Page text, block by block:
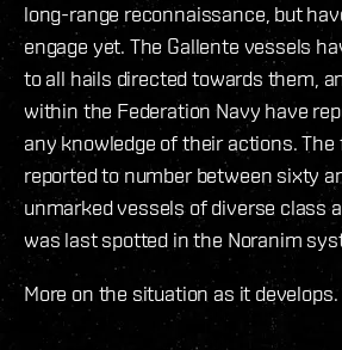
long-range reconnaissance, but
engage yet. The Gallente vessels
to all hails directed towards them,
within the Federation Navy have
any knowledge of their actions. The
reported to number between sixty
unmarked vessels of diverse class
was last spotted in the Noranim
More on the situation as it develops.